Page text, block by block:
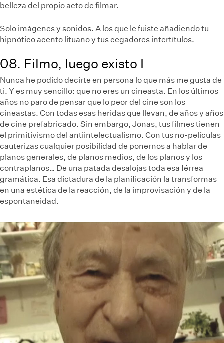
belleza del propio acto de filmar.
Solo imágenes y sonidos. A los que le fuiste añadiendo tu
hipnótico acento lituano y tus cegadores intertítulos.
08. Filmo, luego existo I
Nunca he podido decirte en persona lo que más me gusta de
ti. Y es muy sencillo: que no eres un cineasta. En los últimos
años no paro de pensar que lo peor del cine son los
cineastas. Con todas esas heridas que llevan, de años y años
de cine prefabricado. Sin embargo, Jonas, tus filmes tienen
el primitivismo del antiintelectualismo. Con tus no-películas
cauterizas cualquier posibilidad de ponernos a hablar de
planos generales, de planos medios, de los planos y los
contraplanos… De una patada desalojas toda esa férrea
gramática. Esa dictadura de la planificación la transformas
en una estética de la reacción, de la improvisación y de la
espontaneidad.